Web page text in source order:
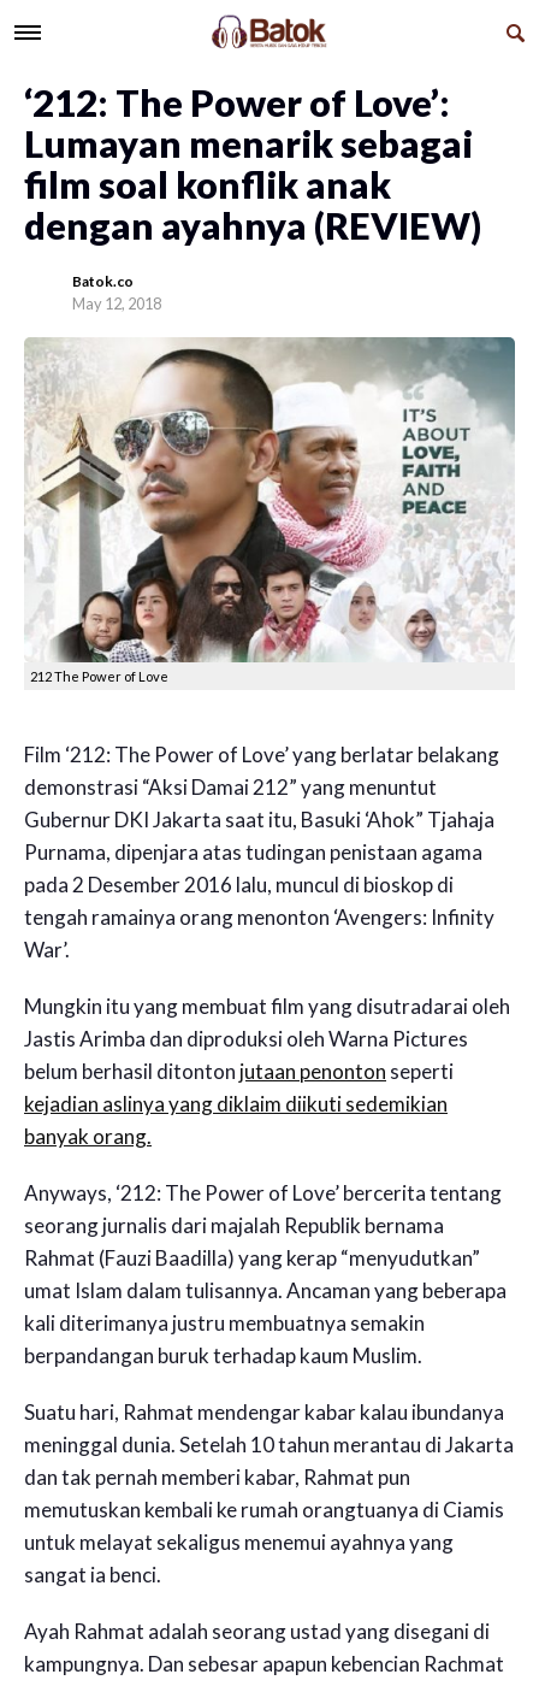
‘212: The Power of Love’:
Lumayan menarik sebagai
film soal konflik anak
dengan ayahnya (REVIEW)
Batok.co
May 12, 2018
212 The Power of Love
Film ‘212: The Power of Love’ yang berlatar belakang
demonstrasi “Aksi Damai 212” yang menuntut
Gubernur DKI Jakarta saat itu, Basuki ‘Ahok” Tjahaja
Purnama, dipenjara atas tudingan penistaan agama
pada 2 Desember 2016 lalu, muncul di bioskop di
tengah ramainya orang menonton ‘Avengers: Infinity
War’.
Mungkin itu yang membuat film yang disutradarai oleh
Jastis Arimba dan diproduksi oleh Warna Pictures
belum berhasil ditonton jutaan penonton seperti
kejadian aslinya yang diklaim diikuti sedemikian
banyak orang.
Anyways, ‘212: The Power of Love’ bercerita tentang
seorang jurnalis dari majalah Republik bernama
Rahmat (Fauzi Baadilla) yang kerap “menyudutkan”
umat Islam dalam tulisannya. Ancaman yang beberapa
kali diterimanya justru membuatnya semakin
berpandangan buruk terhadap kaum Muslim.
Suatu hari, Rahmat mendengar kabar kalau ibundanya
meninggal dunia. Setelah 10 tahun merantau di Jakarta
dan tak pernah memberi kabar, Rahmat pun
memutuskan kembali ke rumah orangtuanya di Ciamis
untuk melayat sekaligus menemui ayahnya yang
sangat ia benci.
Ayah Rahmat adalah seorang ustad yang disegani di
kampungnya. Dan sebesar apapun kebencian Rachmat